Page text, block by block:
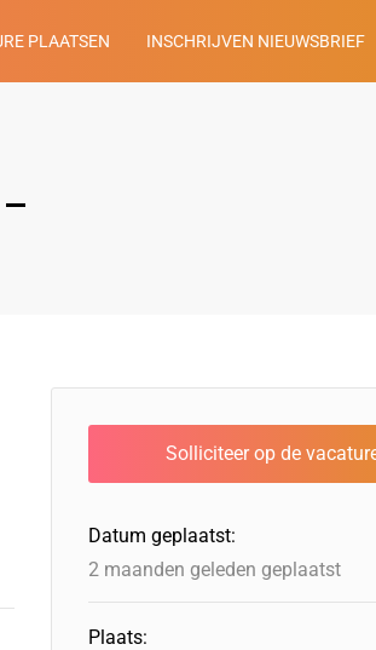
PLAATSEN INSCHRIJVEN NIEUWSBRIEF
Datum geplaatst:
2 maanden geleden geplaatst
Plaats: